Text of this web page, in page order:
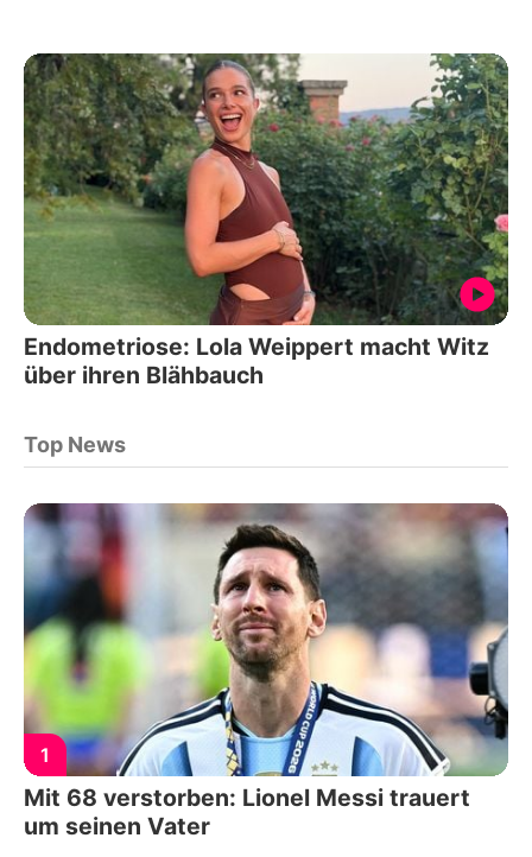
Endometriose: Lola Weippert macht Witz
über ihren Blähbauch
Top News
1
Mit 68 verstorben: Lionel Messi trauert
um seinen Vater